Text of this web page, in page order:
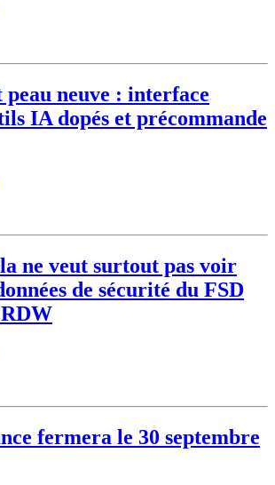
neuve : interface
IA dopés et précommande
ne veut surtout pas voir
de sécurité du FSD
fermera le 30 septembre